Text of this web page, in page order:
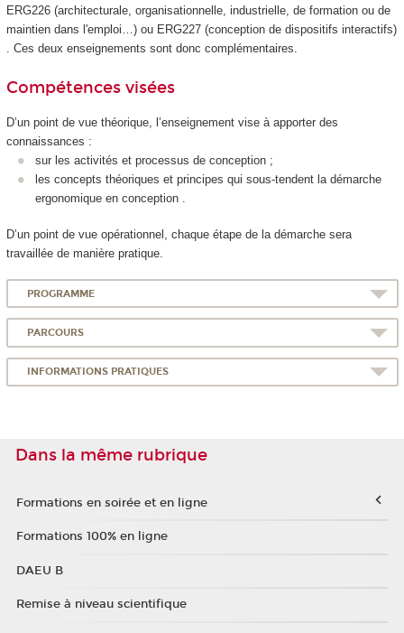
ERG226 (architecturale, organisationnelle, industrielle, de formation ou de
maintien dans l'emploi…) ou ERG227 (conception de dispositifs interactifs)
. Ces deux enseignements sont donc complémentaires.
Compétences visées
D’un point de vue théorique, l’enseignement vise à apporter des
connaissances :
sur les activités et processus de conception ;
les concepts théoriques et principes qui sous-tendent la démarche
ergonomique en conception .
D’un point de vue opérationnel, chaque étape de la démarche sera
travaillée de manière pratique.
PROGRAMME
PARCOURS
INFORMATIONS PRATIQUES
Dans la même rubrique
Formations en soirée et en ligne
Formations 100% en ligne
DAEU B
Remise à niveau scientifique